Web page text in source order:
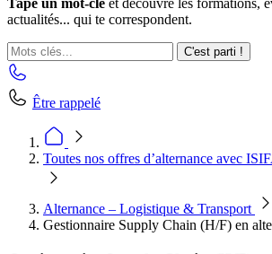
Tape un mot-clé et découvre les formations,
actualités... qui te correspondent.
C'est parti !
Être rappelé
Toutes nos offres d’alternance avec
Alternance – Logistique & Transport
Gestionnaire Supply Chain (H/F) en